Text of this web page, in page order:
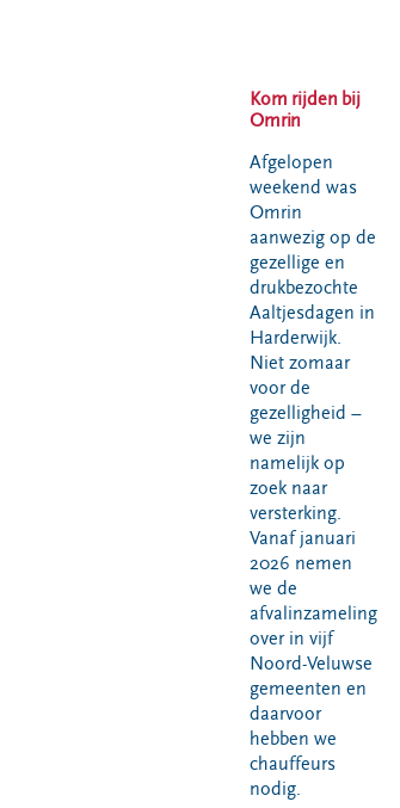
Ecopark De
Wierde
Energie
Centrale
Projecten
Locaties
Voor leveranciers en bezoekers
Kom rijden bij
Omrin
Afgelopen
weekend was
Omrin
aanwezig op de
gezellige en
drukbezochte
Aaltjesdagen in
Harderwijk.
Niet zomaar
voor de
gezelligheid –
we zijn
namelijk op
zoek naar
versterking.
Vanaf januari
2026 nemen
we de
afvalinzameling
over in vijf
Noord-Veluwse
gemeenten en
daarvoor
hebben we
chauffeurs
nodig.